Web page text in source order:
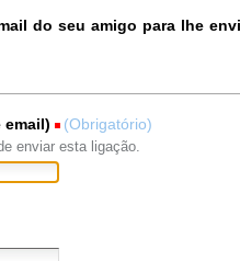
do seu amigo para lhe
email) (Obrigatório)
enviar esta ligação.